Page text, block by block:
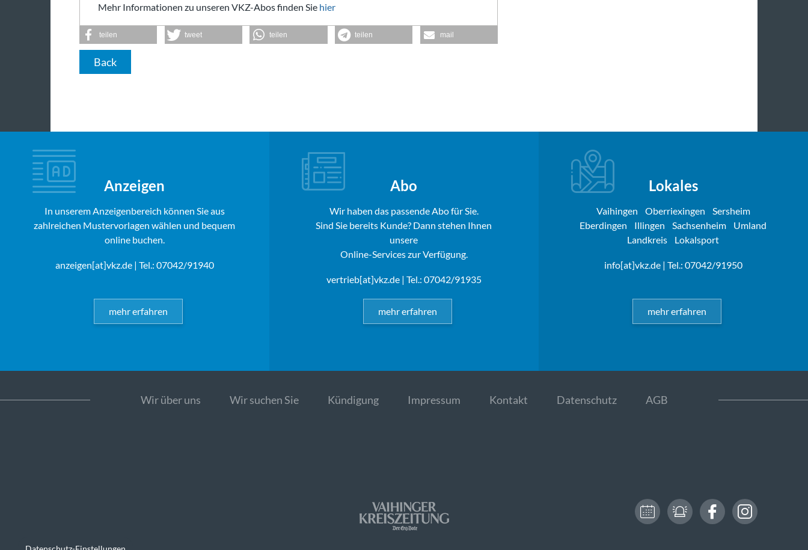
Mehr Informationen zu unseren VKZ-Abos finden Sie hier
teilen tweet teilen teilen mail
Back
Anzeigen
In unserem Anzeigenbereich können Sie aus
zahlreichen Mustervorlagen wählen und bequem
online buchen.
anzeigen[at]vkz.de| Tel.: 07042/91940
mehr erfahren
Abo
Wir haben das passende Abo für Sie.
Sind Sie bereits Kunde? Dann stehen Ihnen
unsere
Online-Services zur Verfügung.
vertrieb[at]vkz.de| Tel.: 07042/91935
mehr erfahren
Lokales
Vaihingen Oberriexingen
Sersheim
Eberdingen
Illingen Sachsenheim
Umland
Landkreis
Lokalsport
info[at]vkz.de| Tel.: 07042/91950
mehr erfahren
Wir über uns Wir suchen Sie Kündigung Impressum Kontakt Datenschutz AGB